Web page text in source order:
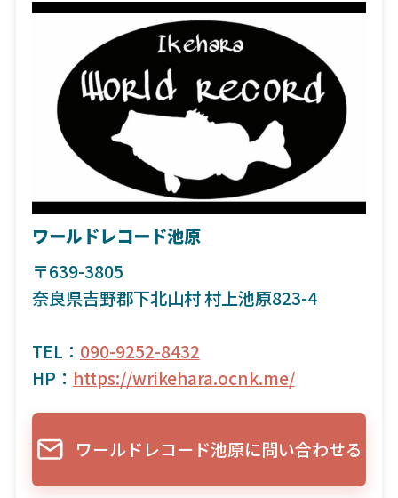
ワールドレコード池原
〒639-3805
奈良県吉野郡下北山村 村上池原823-4
TEL： 090-9252-8432
HP： https://wrikehara.ocnk.me/
ワールドレコード池原に問い合わせる